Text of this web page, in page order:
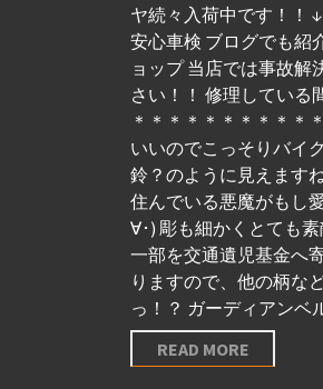
ヤ続々入荷中です！！
安心車検 ブログでも紹
ョップ 当店では事故
さい！！ 修理している
＊＊＊＊＊＊＊＊＊＊
いいのでこっそりバイ
鈴？のように見えます
住んでいる悪魔がもし
∀･) 彫も細かくとても
一部を交通遺児基金へ
りますので、他の柄な
っ！？ ガーディアン
READ MORE